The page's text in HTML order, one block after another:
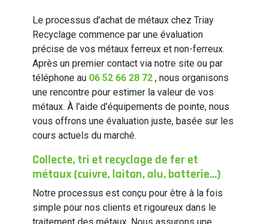
Le processus d'achat de métaux chez Triay
Recyclage commence par une évaluation
précise de vos métaux ferreux et non-ferreux.
Après un premier contact via notre site ou par
téléphone au 06 52 66 28 72 , nous organisons
une rencontre pour estimer la valeur de vos
métaux. À l'aide d'équipements de pointe, nous
vous offrons une évaluation juste, basée sur les
cours actuels du marché.
Collecte, tri et recyclage de fer et
métaux (cuivre, laiton, alu, batterie...)
Notre processus est conçu pour être à la fois
simple pour nos clients et rigoureux dans le